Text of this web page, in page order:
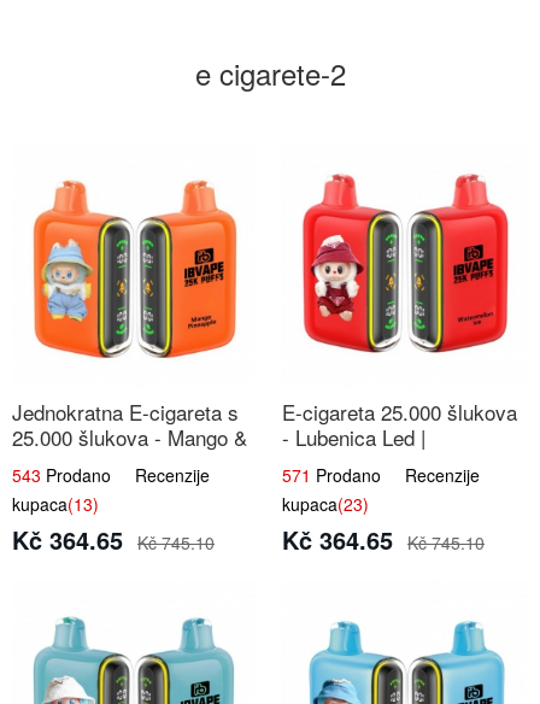
e cigarete-2
Jednokratna E-cigareta s
25.000 šlukova - Mango &
Ananas | Egzotična Voćna
Mješavina
543 Prodano Recenzije
kupaca(13)
Kč 364.65 Kč 745.10
E-cigareta 25.000 šlukova
- Lubenica Led |
Osježavajući Ljetni Okus
571 Prodano Recenzije
kupaca(23)
Kč 364.65 Kč 745.10